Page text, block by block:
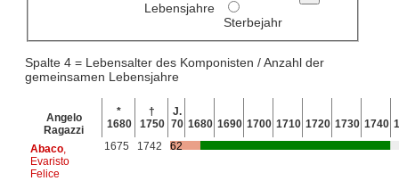
Lebensjahre
Sterbejahr
Spalte 4 = Lebensalter des Komponisten / Anzahl der
gemeinsamen Lebensjahre
Angelo
Ragazzi
*
1680
†
1750
J.
70 1680 1690 1700 1710 1720 1730 1740
Abaco,
Evaristo
Felice
1675 1742 62